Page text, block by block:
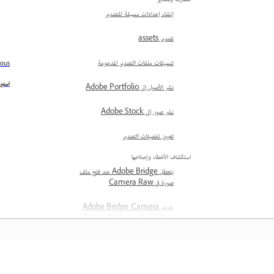
إنشاء إعدادات مسبقة للتصدير
تصدير assets
تنسيقات ملفات التصدير المدعومة
نشر الأصول إلى Adobe Portfolio
نشر صور إلى Adobe Stock
تعيين تفضيلات التصدير
استكشاف الأخطاء وإصلاحها
يتعطل Adobe Bridge عند فتح ملف
صورة في Camera Raw
يعرض Adobe Bridge 'Camera
Raw editing is not enabled'